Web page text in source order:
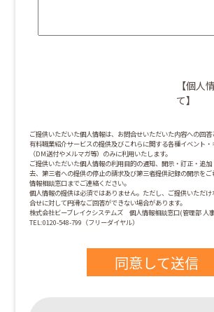
【個人
て】
ご提供いただいた個人情報は、お問合せいただいた内容への回
有料職業紹介サービスの提供及びこれらに関する各種イベント
（DM送付やメルマガ等）のみに利用いたします。
ご提供いただいた個人情報の利用目的の通知、開示・訂正・追
去、第三者への提供の停止の請求及び第三者提供記録の開示を
情報相談窓口までご連絡ください。
個人情報の提供は必須ではありません。ただし、ご提供いただ
合せに対して円滑なご回答ができない場合があります。
株式会社ビーブレイクシステムズ 個人情報相談窓口(管理部 人
TEL:0120-548-799（フリーダイヤル）